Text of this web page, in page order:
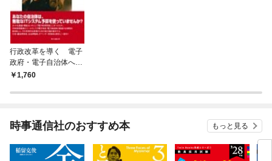
行政改革を導く 電子
政府・電子自治体への
戦略 住民視点のIT行
国と日本》
1,760
時事通信社のおすすめ本 もっと見る